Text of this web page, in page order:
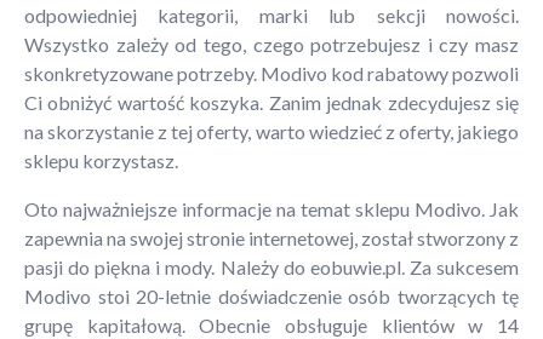
odpowiedniej kategorii, marki lub sekcji nowości.
Wszystko zależy od tego, czego potrzebujesz i czy masz
skonkretyzowane potrzeby. Modivo kod rabatowy pozwoli
Ci obniżyć wartość koszyka. Zanim jednak zdecydujesz się
na skorzystanie z tej oferty, warto wiedzieć z oferty, jakiego
sklepu korzystasz.
Oto najważniejsze informacje na temat sklepu Modivo. Jak
zapewnia na swojej stronie internetowej, został stworzony z
pasji do piękna i mody. Należy do eobuwie.pl. Za sukcesem
Modivo stoi 20-letnie doświadczenie osób tworzących tę
grupę kapitałową. Obecnie obsługuje klientów w 14